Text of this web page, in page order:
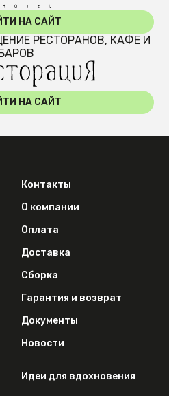
НА САЙТ
РЕСТОРАНОВ, КАФЕ И
НА САЙТ
Контакты
О компании
Оплата
Доставка
Сборка
Гарантия и возврат
Документы
Новости
Идеи для вдохновения